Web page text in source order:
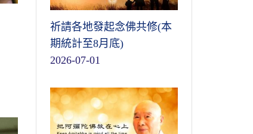
祈請各地發起念佛共修(本
期統計至8月底)
2026-07-01